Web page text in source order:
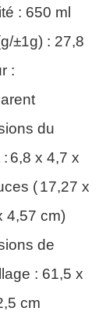
: 650 ml
±1g) : 27,8
:
du
: 6,8 x 4,7 x
(17,27 x
4,57 cm)
de
: 61,5 x
cm